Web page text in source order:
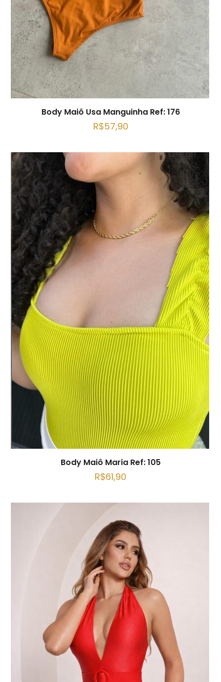
Body Maiô Usa Manguinha Ref: 176
R$57,90
Body Maiô Maria Ref: 105
R$61,90